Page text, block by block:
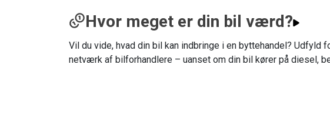
Hvor meget er din bil værd?
Vil du vide, hvad din bil kan indbringe i en byttehandel? Udfyld
netværk af bilforhandlere – uanset om din bil kører på diesel,